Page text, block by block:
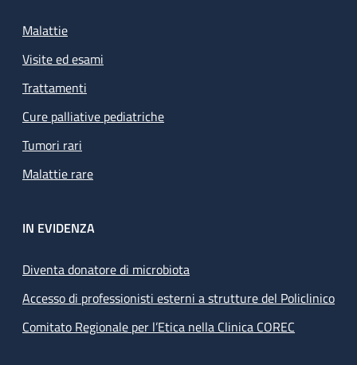
Malattie
Visite ed esami
Trattamenti
Cure palliative pediatriche
Tumori rari
Malattie rare
IN EVIDENZA
Diventa donatore di microbiota
Accesso di professionisti esterni a strutture del Policlinico
Comitato Regionale per l’Etica nella Clinica COREC